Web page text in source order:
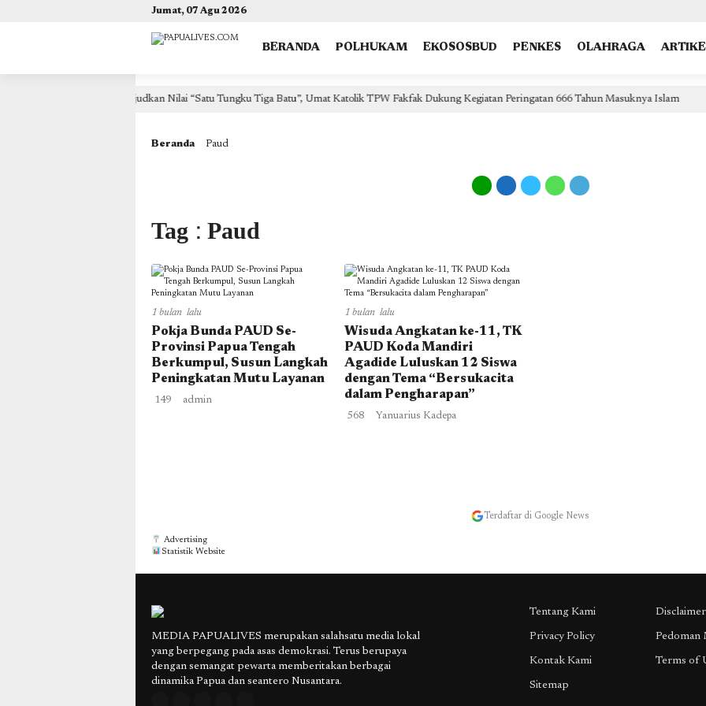
(self.SWG_BASIC = self.SWG_BASIC || []).push( basicSubscriptions => { basicSubscriptions.init({ type: "NewsArticle", isPartOfType: ["Product"], isPartOfProductId:
Jumat, 07 Agu 2026
BERANDA POLHUKAM EKOSOSBUD PENKES OLAHRAGA
Wujudkan Nilai “Satu Tungku Tiga Batu”, Umat Katolik TPW Fakfak Dukung Kegiatan Peringatan 666 Tahun Masuknya Islam
Beranda Paud
Tag : Paud
1 bulan lalu
Pokja Bunda PAUD Se-
Provinsi Papua Tengah
Berkumpul, Susun Langkah
Peningkatan Mutu Layanan
149 admin
1 bulan lalu
Wisuda Angkatan ke-11, TK
PAUD Koda Mandiri
Agadide Luluskan 12 Siswa
dengan Tema “Bersukacita
dalam Pengharapan”
568 Yanuarius Kadepa
Terdaftar di Google News
Advertising
Statistik Website
Tentang Kami
Privacy Policy
Kontak Kami
Sitemap
Disclaimer
Pedoman
Terms of
MEDIA PAPUALIVES merupakan salahsatu media lokal
yang berpegang pada asas demokrasi. Terus berupaya
dengan semangat pewarta memberitakan berbagai
dinamika Papua dan seantero Nusantara.